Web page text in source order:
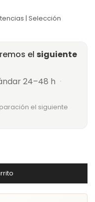
| Selección
el siguiente
24–48 h ·
el siguiente